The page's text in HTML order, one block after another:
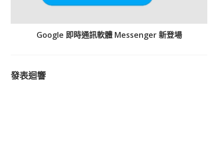
Google 即時通訊軟體 Messenger 新登場
發表迴響